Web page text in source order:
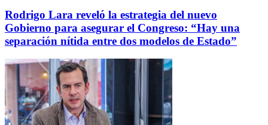
Rodrigo Lara reveló la estrategia del nuevo
Gobierno para asegurar el Congreso: “Hay una
separación nítida entre dos modelos de Estado”